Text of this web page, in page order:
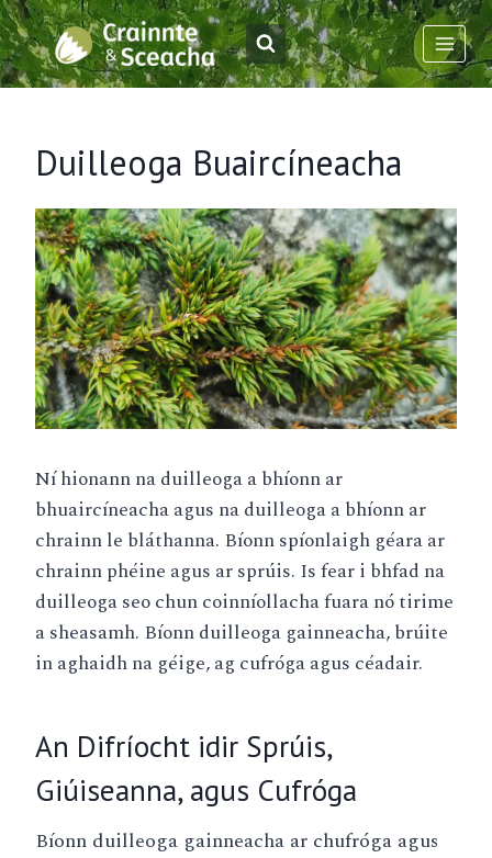
Skip
to
content
Duilleoga Buaircíneacha
Ní hionann na duilleoga a bhíonn ar
bhuaircíneacha agus na duilleoga a bhíonn ar
chrainn le bláthanna. Bíonn spíonlaigh géara ar
chrainn phéine agus ar sprúis. Is fear i bhfad na
duilleoga seo chun coinníollacha fuara nó tirime
a sheasamh. Bíonn duilleoga gainneacha, brúite
in aghaidh na géige, ag cufróga agus céadair.
An Difríocht idir Sprúis,
Giúiseanna, agus Cufróga
Bíonn duilleoga gainneacha ar chufróga agus